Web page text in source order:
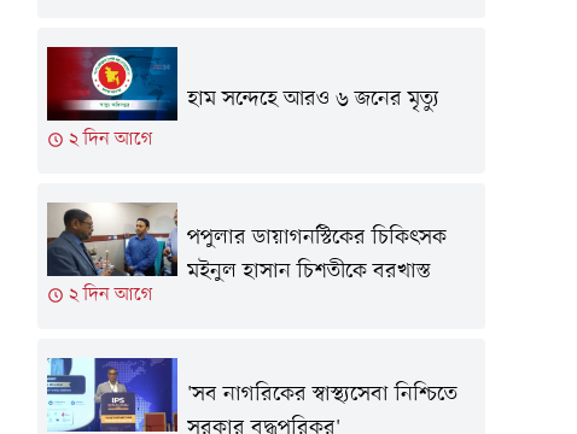
২ দিন আগে
হাম সন্দেহে আরও ৬ জনের মৃত্যু
২ দিন আগে
পপুলার ডায়াগনস্টিকের চিকিৎসক
মইনুল হাসান চিশতীকে বরখাস্ত
'সব নাগরিকের স্বাস্থ্যসেবা নিশ্চিতে
সরকার বদ্ধপরিকর'